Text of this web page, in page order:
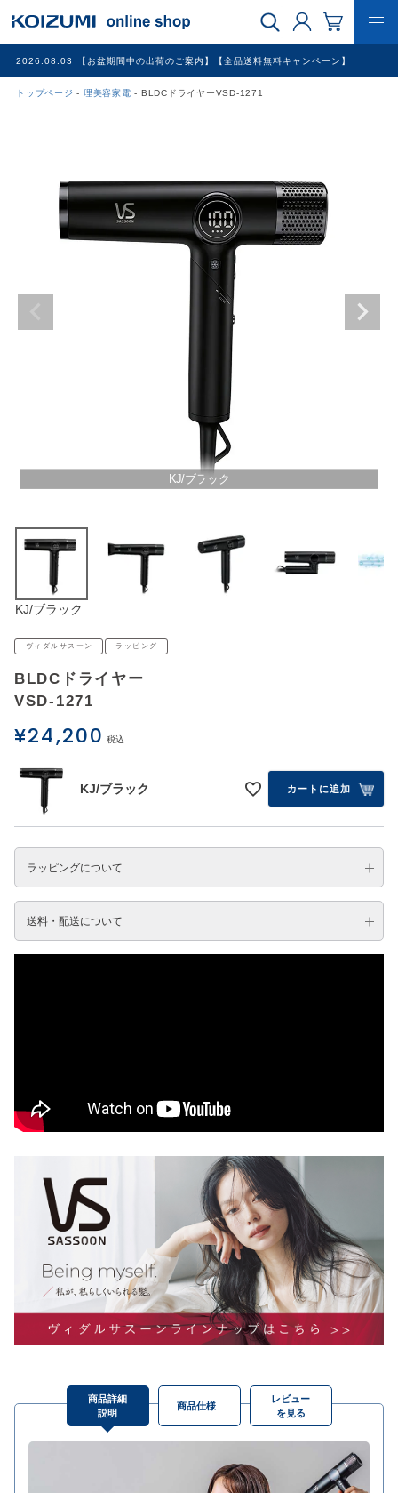
2026.08.03 【お盆期間中の出荷のご案内】【全品送料無料キャンペーン】
トップページ 理美容家電 BLDCドライヤーVSD-1271
調理家電
ブログ
KJ/ブラック
KJ/ブラック
ヴィダルサスーン ラッピング
BLDCドライヤー
VSD-1271
¥24,200 税込
KJ/ブラック カートに追加
ラッピングについて
送料・配送について
商品詳細
説明
商品仕様
レビュー
を見る